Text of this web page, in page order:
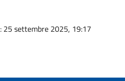
: 25 settembre 2025, 19:17